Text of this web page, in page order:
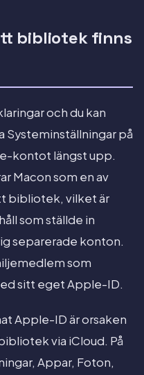
bibliotek finns
och du kan
Systeminställningar på
kontot längst upp.
Macon som en av
bibliotek, vilket är
som ställde in
separerade konton.
som
sitt eget Apple-ID.
Apple-ID är orsaken
via iCloud. På
Appar, Foton,